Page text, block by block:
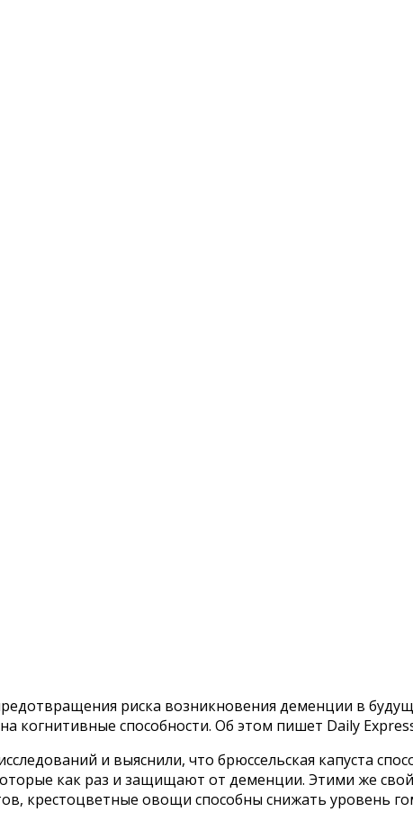
риска возникновения деменции в
когнитивные способности. Об этом пишет Daily
и выяснили, что брюссельская капуста
как раз и защищают от деменции. Этими же
крестоцветные овощи способны снижать уровень